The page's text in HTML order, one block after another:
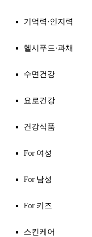
기억력·인지력
헬시푸드·과채
수면건강
요로건강
건강식품
For 여성
For 남성
For 키즈
스킨케어